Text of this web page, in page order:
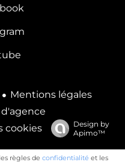
Mentions légales
cookies
Design by
Apimo™
règles de confidentialité et les